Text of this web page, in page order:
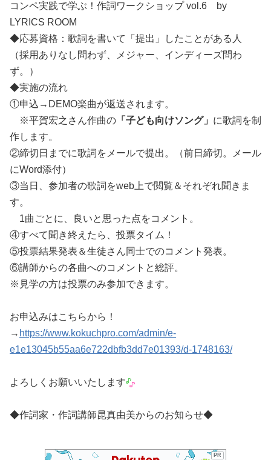
コンペ実践で学ぶ！作詞ワークショップ vol.6 by
LYRICS ROOM
◆応募資格：歌詞を書いて「提出」したことがある人
（採用ありなし問わず、メジャー、インディーズ問わ
ず。）
◆実施の流れ
①申込→DEMO楽曲が返送されます。
※平賀宏之さん作曲の 「子ども向けソング」 に歌詞を制
作します。
②締切日までに歌詞をメールで提出。（前日締切。メール
にWord添付）
③当日、参加者の歌詞をweb上で閲覧＆それぞれ聞きま
す。
1曲ごとに、良いと思った点をコメント。
④すべて聞き終えたら、投票タイム！
⑤投票結果発表＆生徒さん同士でのコメント発表。
⑥講師からの各曲へのコメントと総評。
※見学の方は投票のみ参加できます。
お申込みはこちらから！
→ https://www.kokuchpro.com/admin/e-
e1e13045b55aa6e722dbfb3dd7e01393/d-1748163/
よろしくお願いいたします
◆作詞家・作詞講師昆真由美からのお知らせ◆
PR